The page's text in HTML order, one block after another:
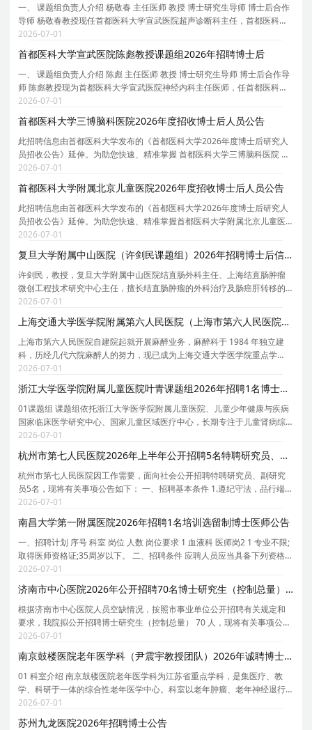
一、 课题组负责人介绍 杨敬春 主任医师 教授 博士研究生导师 博士后合作
导师 杨敬春教授现任首都医科大学宣武医院超声诊断科主任，首都医科大
学超声医学系副主任、宣武医院超声医学住陪基地主任、科技部项目评审
专家、北京市科委人才项目专家、北京市高级职
2026-07-01
首都医科大学宣武医院陈彪教授课题组2026年招聘博士后
一、 课题组负责人介绍 陈彪 主任医师 教授 博士研究生导师 博士后合作导
师 陈彪教授现为首都医科大学宣武医院神经内科主任医师，任首都医科大
学老年医学系主任，首都医科大学帕金森病临床研究和诊疗中心主任，中
国老年医学会副会长/中华医学会老年医学分会
2026-07-01
首都医科大学三博脑科医院2026年度招收博士后人员公告
此招聘信息由首都医科大学发布的《首都医科大学2026年度博士后研究人
员招收公告》延伸。为助您快速、精准掌握 首都医科大学三博脑科医院 的
招聘详情， 现特别针对 首都医科大学三博脑科医院 的岗位信息与报考要点
单独说明 。为保证您获取的招聘信息完整且准
2026-07-01
首都医科大学附属北京儿童医院2026年度招收博士后人员公告
此招聘信息由首都医科大学发布的《首都医科大学2026年度博士后研究人
员招收公告》延伸。为助您快速、精准掌握首都医科大学附属北京儿童医
院的招聘详情， 现特别针对 首都医科大学附属北京儿童医院 的岗位信息与
报考要点单独说明 。为保证您获取的招聘信息完
2026-07-01
复旦大学附属中山医院（许剑民课题组）2026年招聘博士后信息
许剑民，教授，复旦大学附属中山医院结直肠外科主任、上海结直肠肿瘤
微创工程技术研究中心主任，擅长结直肠肿瘤的外科治疗及肠癌肝转移的
综合诊疗。长期致力于结直肠肿瘤的基础与临床研究。全国创新争先奖、
国家科技进步二等奖获得者，国家卫生健康突出贡献
2026-07-01
上海交通大学医学院附属第六人民医院（上海市第六人民医院）麻醉科2026年招聘人才启事
上海市第六人民医院自建院起就开展麻醉业务，麻醉科于 1984 年独立建
科，历经几代六院麻醉人的努力，现已成为上海交通大学医学院重点学
科。科室获得国自然青年科学基金 A 类，是上海交通大学交叉学科创新人
才实践培养基地、上海交通大学医学院麻醉学硕士和博
2026-07-01
浙江大学医学院附属儿童医院叶青课题组2026年招聘1名博士后启事
01课题组 课题组依托浙江大学医学院附属儿童医院、儿童少年健康与疾病
国家临床医学研究中心、国家儿童区域医疗中心，长期专注于儿童肾病综
合征与免疫发病机制研究，尤其聚焦于足细胞损伤与蛋白尿发生的相关机
制。团队共获得19项国家自然科学基金（含重点项目
2026-07-01
杭州市第七人民医院2026年上半年公开招聘5名特聘研究员、副研究员公告
杭州市第七人民医院因工作需要，面向社会公开招聘特聘研究员、副研究
员5名，现将有关事项公告如下： 一、招聘基本条件 1.遵纪守法，品行端
正。 2.具有良好的职业道德。 3.具有岗位所需的专业学历、专业理论知识
和学历相匹配的实践操作能力。 4.具有岗位所需
2026-07-01
南昌大学第一附属医院2026年招聘1名培训选留制博士医师公告
一、招聘计划 序号 科室 岗位 人数 岗位要求 1 血液科 医师岗2 1 专业不限;
取得医师资格证;35周岁以下。 二、招聘条件 应聘人员应当具备下列资格条
件： （一）具有中华人民共和国国籍; （二）遵守宪法和法律，拥护中国共
产党的领导和社会主义制度; （三）具
2026-07-01
济南市中心医院2026年公开招聘70名博士研究生（控制总量）公告
根据济南市中心医院人员空缺情况，按照市事业单位公开招聘有关规定和
要求，我院拟公开招聘博士研究生（控制总量） 70 人，现将有关事项公告
如下： 一、招聘条件 （一）具有中华人民共和国国籍； （二）遵守中华人
民共和国宪法和法律，拥护中国共产党领导和社
2026-07-01
南京鼓楼医院老年医学科（尹震宇教授团队）2026年诚聘博士后
01 科室介绍 南京鼓楼医院老年医学科为江苏省重点学科，是集医疗、教
学、科研于一体的综合性老年医学中心。科室以老年肿瘤、老年神经退行
性疾病及老年共病管理为核心特色，在老年肺癌综合诊疗、软脑膜转移精
准治疗、老年认知障碍等领域形成显著学科优势。科
2026-07-01
苏州九龙医院2026年招聘博士公告